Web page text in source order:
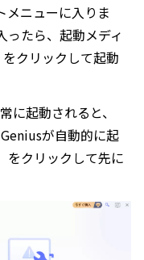
メニューに入りま
ったら、起動メディ
クリックして起動
に起動されると、
が自動的に起
をクリックして先に